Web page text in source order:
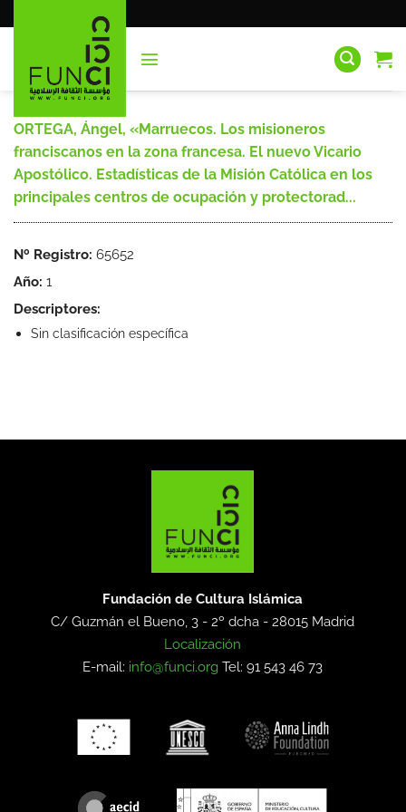
al
ORTEGA, Ángel, «Marruecos. Los misioneros
franciscanos en la zona francesa. El nuevo Vicario
Apostólico. Estadísticas de la Misión Católica en los
principales centros de ocupación y protectorad...
Nº Registro: 65652
Año: 1
Descriptores:
Sin clasificación específica
Fundación de Cultura Islámica
C/ Guzmán el Bueno, 3 - 2º dcha -28015 Madrid
Localización
E-mail: info@funci.org Tel: 91 543 46 73